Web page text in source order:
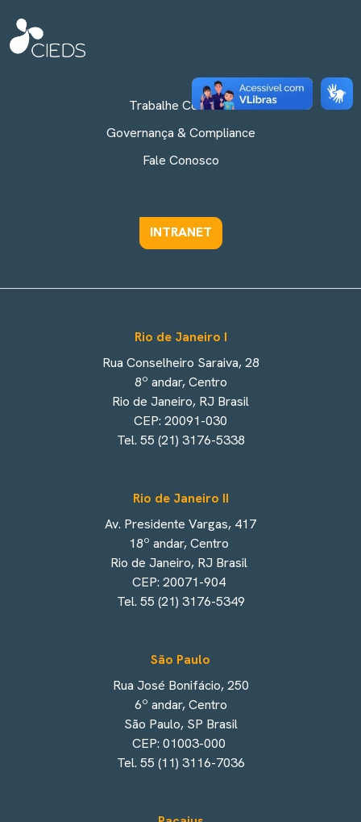
Trabalhe Conosco
Governança & Compliance
Fale Conosco
INTRANET
Rio de Janeiro I
Rua Conselheiro Saraiva, 28
8º andar, Centro
Rio de Janeiro, RJ Brasil
CEP: 20091-030
Tel. 55 (21) 3176-5338
Rio de Janeiro II
Av. Presidente Vargas, 417
18º andar, Centro
Rio de Janeiro, RJ Brasil
CEP: 20071-904
Tel. 55 (21) 3176-5349
São Paulo
Rua José Bonifácio, 250
6º andar, Centro
São Paulo, SP Brasil
CEP: 01003-000
Tel. 55 (11) 3116-7036